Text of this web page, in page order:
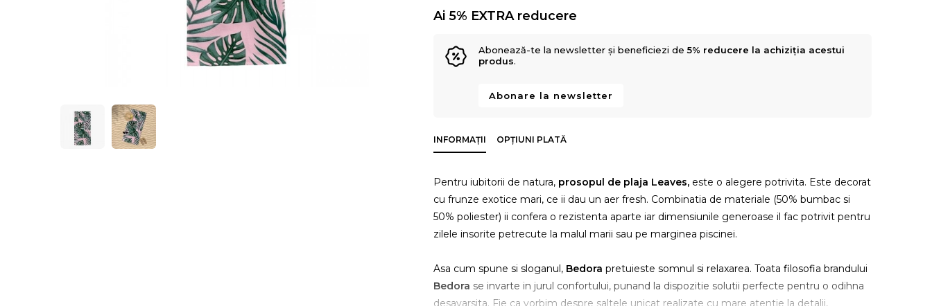
Ai 5% EXTRA reducere
Abonează-te la newsletter și beneficiezi de5% reducere la achiziția acestui
produs.
Abonare la newsletter
INFORMAȚII OPȚIUNI PLATĂ
Pentru iubitorii de natura, prosopul de plaja Leaves, este o alegere potrivita. Este decorat
cu frunze exotice mari, ce ii dau un aer fresh. Combinatia de materiale (50% bumbac si
50% poliester) ii confera o rezistenta aparte iar dimensiunile generoase il fac potrivit pentru
zilele insorite petrecute la malul marii sau pe marginea piscinei.
Asa cum spune si sloganul, Bedora pretuieste somnul si relaxarea. Toata filosofia brandului
Bedora se invarte in jurul confortului, punand la dispozitie solutii perfecte pentru o odihna
desavarsita. Fie ca vorbim despre saltele unicat realizate cu mare atentie la detalii,